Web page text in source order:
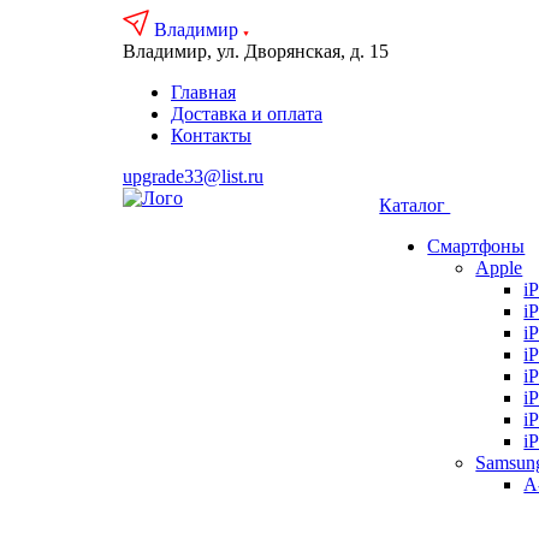
Владимир
Владимир, ул. Дворянская, д. 15
Главная
Доставка и оплата
Контакты
upgrade33@list.ru
Каталог
Смартфоны
Apple